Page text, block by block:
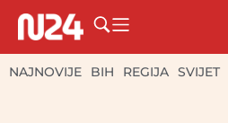
NAJNOVIJE BIH REGIJA SVIJET